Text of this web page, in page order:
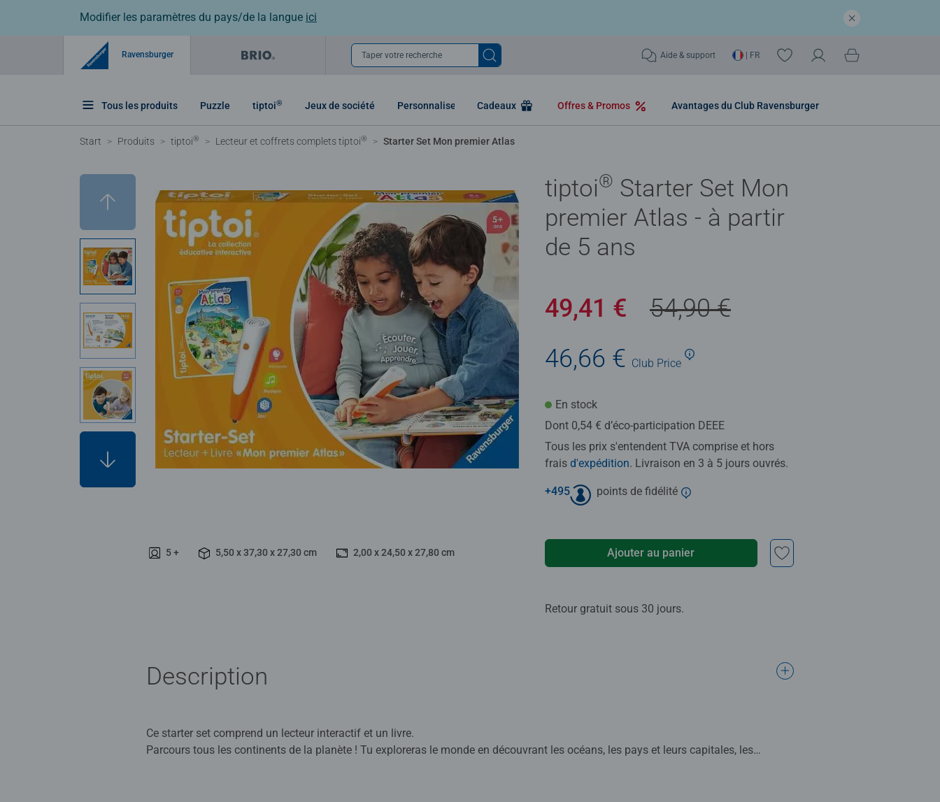
Modifier les paramètres du pays/de la langue ici
Ravensburger Taper votre recherche Aide & support | FR
Tous les produits Puzzle tiptoi® Jeux de société Personnaliser Cadeaux Offres & Promos Avantages du Club Ravensburger
Start Produits tiptoi® Lecteur et coffrets complets tiptoi® Starter Set Mon premier Atlas
5 + 5,50 x 37,30 x 27,30 cm 2,00 x 24,50 x 27,80 cm
tiptoi® Starter Set Mon
premier Atlas - à partir
de 5 ans
49,41 €
54,90 €
46,66 € Club Price
En stock
Dont 0,54 € d’éco-participation DEEE
Tous les prix s'entendent TVA comprise et hors
frais d'expédition. Livraison en 3 à 5 jours ouvrés.
+495 points de fidélité
Ajouter au panier
Retour gratuit sous 30 jours.
Description
Ce starter set comprend un lecteur interactif et un livre.
Parcours tous les continents de la planète ! Tu exploreras le monde en découvrant les océans, les pays et leurs capitales, les